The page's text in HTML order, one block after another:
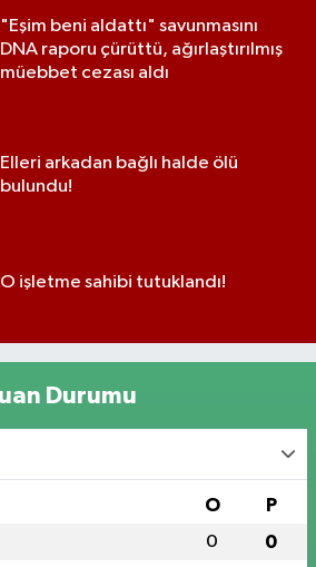
"Eşim beni aldattı" savunmasını
DNA raporu çürüttü, ağırlaştırılmış
müebbet cezası aldı
Elleri arkadan bağlı halde ölü
bulundu!
O işletme sahibi tutuklandı!
Durumu
O P
0 0